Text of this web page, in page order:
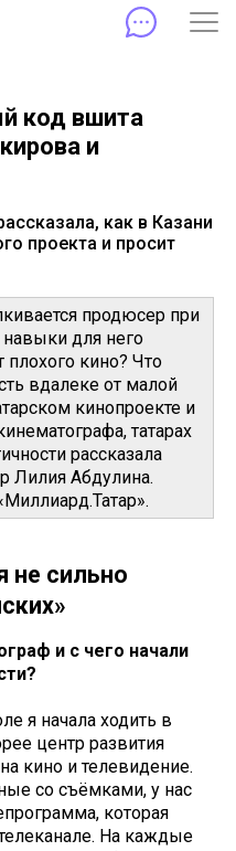
код вшита
и
как в Казани
проекта и просит
продюсер при
для него
кино? Что
вдалеке от малой
кинопроекте и
татарах
рассказала
Лилия Абдулина.
не сильно
и с чего начали
я начала ходить в
центр развития
кино и телевидение.
со съёмками, у нас
которая
На каждые